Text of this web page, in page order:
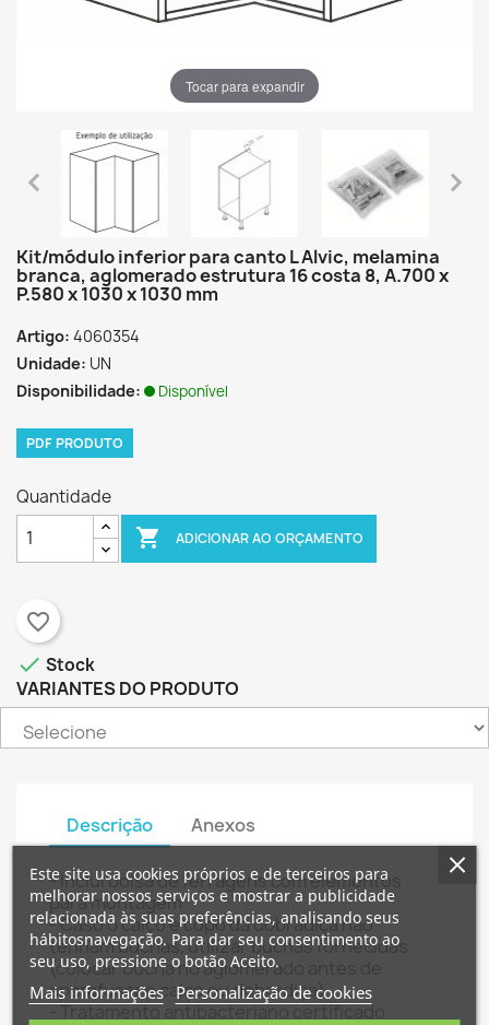
Adicionar à Lista de desejos
add_circle_outline Criar nova lista
Criar lista de desejos
Nome da lista de desejos
Entrar
É necessário ter sessão iniciada para guardar
produtos na sua lista de desejos.
Tocar para expandir
Kit/módulo inferior para canto L Alvic, melamina
branca, aglomerado estrutura 16 costa 8, A.700 x
P.580 x 1030 x 1030 mm
Artigo: 4060354
Unidade: UN
Disponibilidade:
Disponível
PDF PRODUTO
Quantidade
 ADICIONAR AO ORÇAMENTO
favorite_border
 Stock
VARIANTES DO PRODUTO
Descrição Anexos
- Inclui bolsa de ferragens com elementos
para montagem
- Caso o calço e copo da dobradiça não
tenham buchas, utilizar buchas fornecidas
(colocar bucha no aglomerado antes de
aparafusar o calço ou dobradiça)
- Tratamento antibacteriano certificado
Este site usa cookies próprios e de terceiros para
melhorar nossos serviços e mostrar a publicidade
relacionada às suas preferências, analisando seus
hábitosnavegação. Para dar seu consentimento ao
seu uso, pressione o botão Aceito.
Mais informações Personalização de cookies